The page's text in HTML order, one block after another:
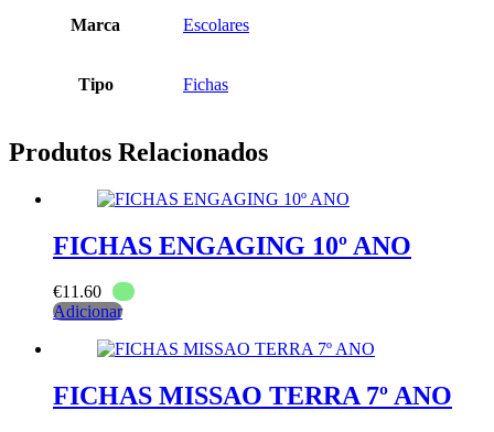
Marca Escolares
Tipo Fichas
Produtos Relacionados
FICHAS ENGAGING 10º ANO
€11.60
Adicionar
FICHAS MISSAO TERRA 7º ANO